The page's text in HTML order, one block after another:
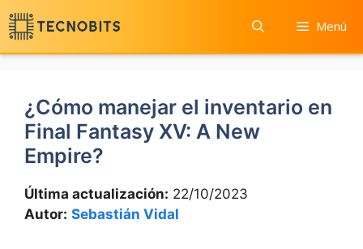
Saltar
al
contenido
Menú
¿Cómo manejar el inventario en
Final Fantasy XV: A New
Empire?
Última actualización: 22/10/2023
Autor: Sebastián Vidal